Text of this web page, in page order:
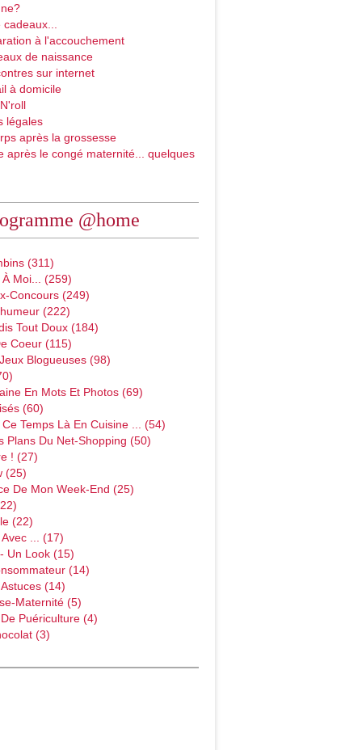
à l'accouchement
de naissance
sur internet
à domicile
légales
après la grossesse
après le congé maternité... quelques
@home
(311)
À Moi... (259)
Concours (249)
(222)
Tout Doux (184)
Coeur (115)
Blogueuses (98)
En Mots Et Photos (69)
(60)
Temps Là En Cuisine ... (54)
Plans Du Net-Shopping (50)
! (27)
(25)
De Mon Week-End (25)
(22)
... (17)
Un Look (15)
(14)
(14)
Maternité (5)
Puériculture (4)
(3)